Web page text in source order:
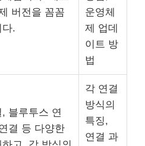
버전을 꼼꼼
.
운영체
제 업데
이트 방
법
블루투스 연
결 등 다양한
각 연결
방식의
특징,
연결 과